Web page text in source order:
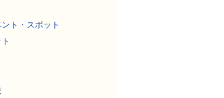
ト・スポット